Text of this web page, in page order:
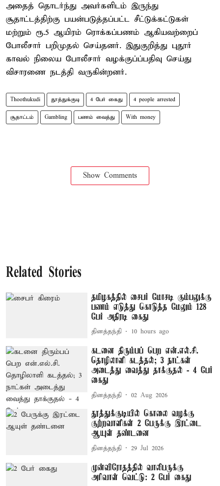
அதைத் தொடர்ந்து அவர்களிடம் இருந்து
சூதாட்டத்திற்கு பயன்படுத்தப்பட்ட சீட்டுக்கட்டுகள்
மற்றும் ரூ.5 ஆயிரம் ரொக்கப்பணம் ஆகியவற்றைப்
போலீசார் பறிமுதல் செய்தனர். இதுகுறித்து புதூர்
காவல் நிலைய போலீசார் வழக்குப்ப்பதிவு செய்து
விசாரணை நடத்தி வருகின்றனர்.
Thoothukudi தூத்துக்குடி 4 பேர் கைது 4 people arrested
சூதாட்டம் Gambling பணம் வைத்து With money
Show Comments
Related Stories
தமிழகத்தில் சைபர் மோசடி கும்பலுக்கு
பணம் எடுத்து கொடுத்த மேலும் 128
பேர் அதிரடி கைது
தினத்தந்தி 10 hours ago
கடனை திரும்பப் பெற என்.எல்.சி.
தொழிலாளி கடத்தல்; 3 நாட்கள்
அடைத்து வைத்து தாக்குதல் - 4 பேர்
கைது
தினத்தந்தி 02 Aug 2026
தூத்துக்குடியில் கொலை வழக்கு
குற்றவாளிகள் 2 பேருக்கு இரட்டை
ஆயுள் தண்டனை
தினத்தந்தி 29 Jul 2026
முன்விரோதத்தில் வாலிபருக்கு
அரிவாள் வெட்டு: 2 பேர் கைது